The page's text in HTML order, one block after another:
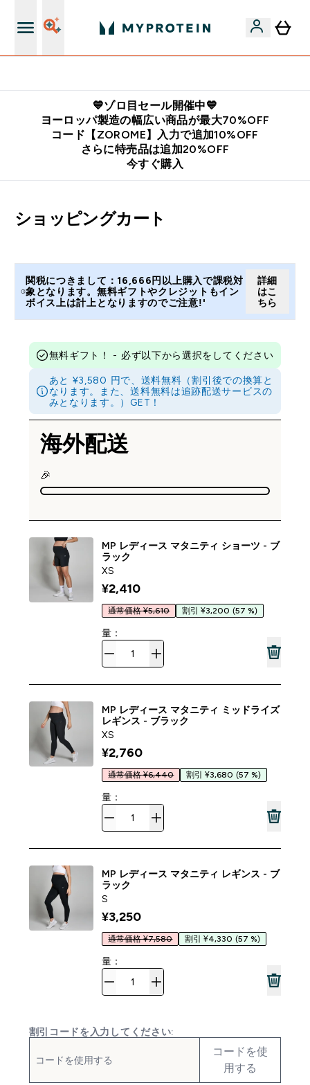
💙ゾロ目セール開催中💙
ヨーロッパ製造の幅広い商品が最大70%OFF
コード【ZOROME】入力で追加10%OFF
さらに特売品は追加20%OFF
今すぐ購入
ショッピングカート
関税につきまして：16,666円以上購入で課税対
象となります。無料ギフトやクレジットもイン
ボイス上は計上となりますのでご注意!'
詳細
はこ
ちら
無料ギフト！ - 必ず以下から選択をしてください
あと ¥3,580 円で、送料無料（割引後での換算と
なります。また、送料無料は追跡配送サービスの
みとなります。）GET！
海外配送
🎉
MP レディース マタニティ ショーツ - ブ
ラック
XS
¥2,410‎
通常価格 ¥5,610 割引 ¥3,200 (57 %)
量：
MP レディース マタニティ ミッドライズ
レギンス - ブラック
XS
¥2,760‎
通常価格 ¥6,440 割引 ¥3,680 (57 %)
量：
MP レディース マタニティ レギンス - ブ
ラック
S
¥3,250‎
通常価格 ¥7,580 割引 ¥4,330 (57 %)
量：
割引コードを入力してください:
コードを使
用する